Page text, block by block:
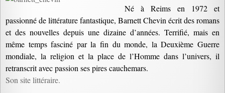
Né à Reims en 1972 et
passionné de littérature fantastique, Barnett Chevin écrit des romans
et des nouvelles depuis une dizaine d’années. Terrifié, mais en
même temps fasciné par la fin du monde, la Deuxième Guerre
mondiale, la religion et la place de l’Homme dans l’univers, il
retranscrit avec passion ses pires cauchemars.
Son site littéraire.